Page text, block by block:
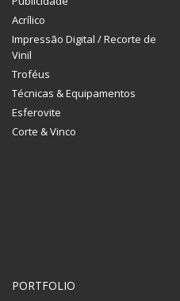
Acrílico
Impressão Digital / Recorte de
Vinil
Troféus
Técnicas & Equipamentos
Esferovite
Corte & Vinco
PORTFOLIO